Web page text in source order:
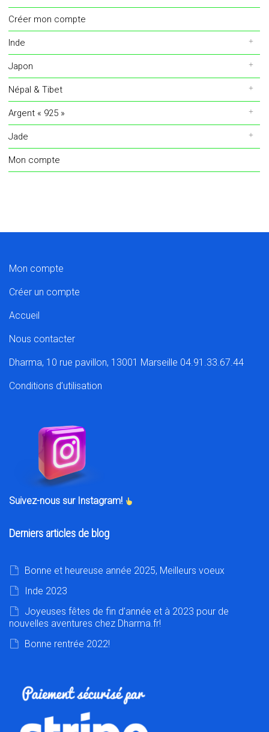
Créer mon compte
Inde
Japon
Népal & Tibet
Argent « 925 »
Jade
Mon compte
Mon compte
Créer un compte
Accueil
Nous contacter
Dharma, 10 rue pavillon, 13001 Marseille 04.91.33.67.44
Conditions d’utilisation
Suivez-nous sur Instagram!
Derniers articles de blog
Bonne et heureuse année 2025, Meilleurs voeux
Inde 2023
Joyeuses fêtes de fin d’année et à 2023 pour de
nouvelles aventures chez Dharma.fr!
Bonne rentrée 2022!